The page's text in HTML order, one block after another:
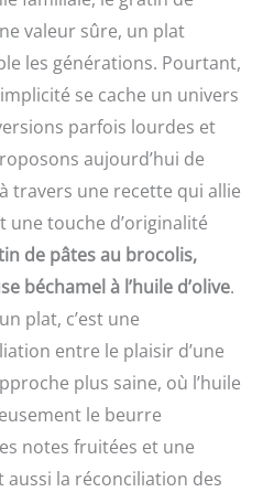
valeur sûre, un plat
les générations. Pourtant,
se cache un univers
parfois lourdes et
aujourd’hui de
travers une recette qui allie
touche d’originalité
de pâtes au brocolis,
béchamel à l’huile d’olive.
plat, c’est une
entre le plaisir d’une
plus saine, où l’huile
le beurre
notes fruitées et une
aussi la réconciliation des